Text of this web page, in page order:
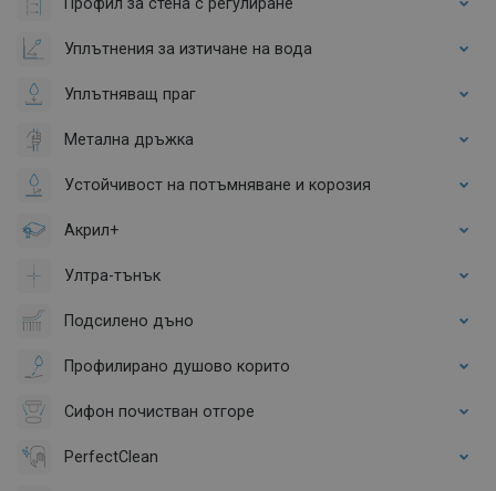
Уплътнения за изтичане на вода
Уплътняващ праг
Метална дръжка
Устойчивост на потъмняване и корозия
Акрил+
Ултра-тънък
Подсилено дъно
Профилирано душово корито
Сифон почистван отгоре
PerfectClean